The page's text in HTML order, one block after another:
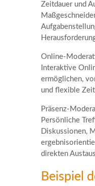
Zeitdauer und
Online-
Interaktive
ermöglichen,
und flexible
Präsenz-
Persönliche
Diskussionen,
direkten
Beispiel